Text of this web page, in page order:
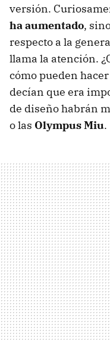
versión.
ha aumentado,
respecto a la
llama la atención.
cómo pueden
decían que era
de diseño habrán
o las Olympus Miu.